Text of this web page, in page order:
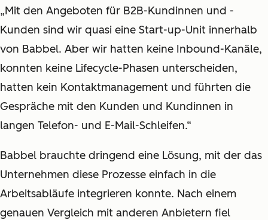
„Mit den Angeboten für B2B-Kundinnen und -
Kunden sind wir quasi eine Start-up-Unit innerhalb
von Babbel. Aber wir hatten keine Inbound-Kanäle,
konnten keine Lifecycle-Phasen unterscheiden,
hatten kein Kontaktmanagement und führten die
Gespräche mit den Kunden und Kundinnen in
langen Telefon- und E-Mail-Schleifen.“
Babbel brauchte dringend eine Lösung, mit der das
Unternehmen diese Prozesse einfach in die
Arbeitsabläufe integrieren konnte. Nach einem
genauen Vergleich mit anderen Anbietern fiel